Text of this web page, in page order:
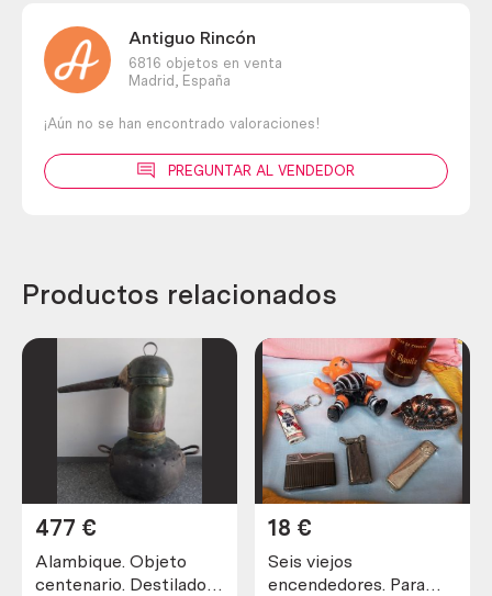
Antiguo Rincón
6816 objetos en venta
Madrid,
España
¡Aún no se han encontrado valoraciones!
PREGUNTAR AL VENDEDOR
Productos relacionados
Alambique. Objeto
centenario. Destilador
477 €
Seis viejos
encendedores. Para
18 €